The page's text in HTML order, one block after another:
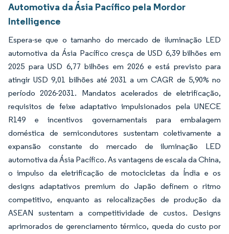
Automotiva da Ásia Pacífico pela Mordor
Intelligence
Espera-se que o tamanho do mercado de iluminação LED
automotiva da Ásia Pacífico cresça de USD 6,39 bilhões em
2025 para USD 6,77 bilhões em 2026 e está previsto para
atingir USD 9,01 bilhões até 2031 a um CAGR de 5,90% no
período 2026-2031. Mandatos acelerados de eletrificação,
requisitos de feixe adaptativo impulsionados pela UNECE
R149 e incentivos governamentais para embalagem
doméstica de semicondutores sustentam coletivamente a
expansão constante do mercado de iluminação LED
automotiva da Ásia Pacífico. As vantagens de escala da China,
o impulso da eletrificação de motocicletas da Índia e os
designs adaptativos premium do Japão definem o ritmo
competitivo, enquanto as relocalizações de produção da
ASEAN sustentam a competitividade de custos. Designs
aprimorados de gerenciamento térmico, queda do custo por